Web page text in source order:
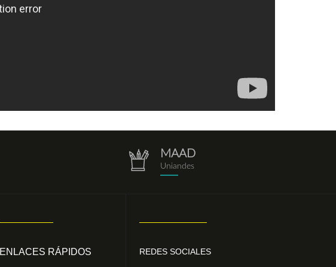
repositorio.png
MAAD
Uniandes
ENLACES RÁPIDOS REDES SOCIALES